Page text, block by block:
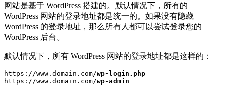
网站是基于 WordPress 搭建的。默认情况下，所有的
WordPress 网站的登录地址都是统一的。如果没有隐藏
WordPress 的登录地址，那么所有人都可以尝试登录您的
WordPress 后台。
默认情况下，所有 WordPress 网站的登录地址都是这样的：
https://www.domain.com/wp-login.php
https://www.domain.com/wp-admin